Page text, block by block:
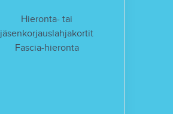
Hieronta- tai
jäsenkorjauslahjakortit
Fascia-hieronta